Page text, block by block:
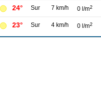
24° Sur 7 km/h 0 l/m2
23° Sur 4 km/h 0 l/m2